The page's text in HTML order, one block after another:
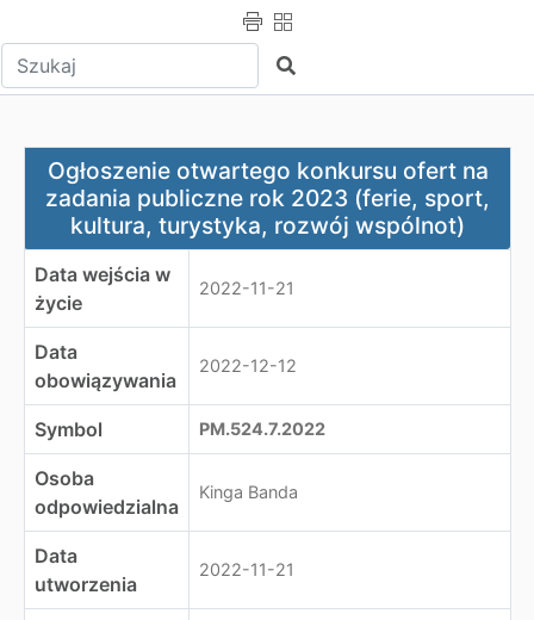
Wpisz tekst do wyszukania Szukaj
Ogłoszenie otwartego konkursu ofert na zadania
Ogłoszenie otwartego konkursu ofert na
zadania publiczne rok 2023 (ferie, sport,
kultura, turystyka, rozwój wspólnot)
Data wejścia w
życie
2022-11-21
Data
obowiązywania
2022-12-12
Symbol PM.524.7.2022
Osoba
odpowiedzialna
Kinga Banda
Data
utworzenia
2022-11-21